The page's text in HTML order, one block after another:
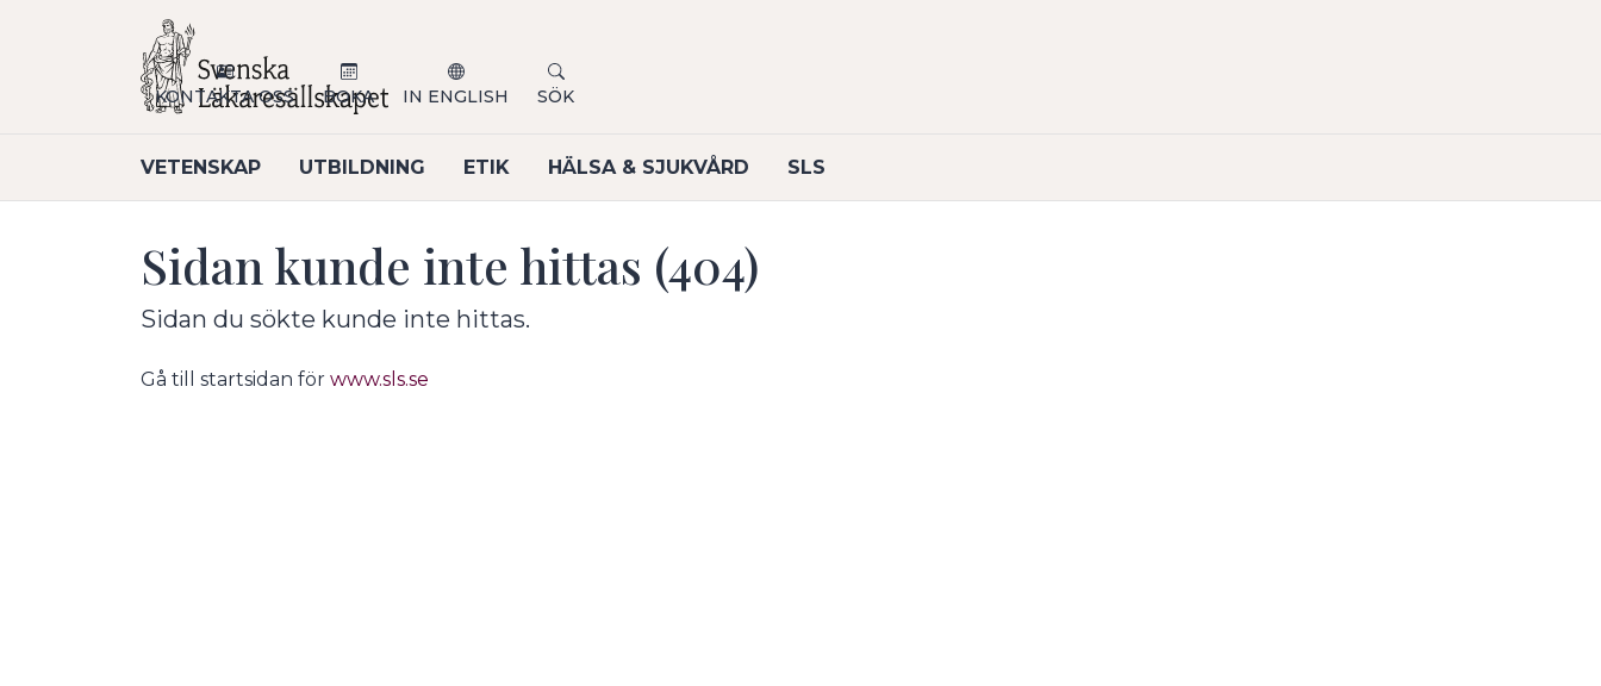
VETENSKAP UTBILDNING ETIK HÄLSA & SJUKVÅRD SLS
KONTAKTA OSS BOKA IN ENGLISH SÖK
Sidan kunde inte hittas (404)
Sidan du sökte kunde inte hittas.
Gå till startsidan för www.sls.se